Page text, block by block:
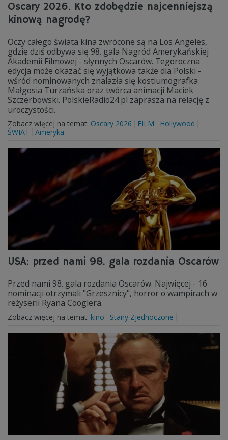
Oscary 2026. Kto zdobędzie najcenniejszą
kinową nagrodę?
Oczy całego świata kina zwrócone są na Los Angeles,
gdzie dziś odbywa się 98. gala Nagród Amerykańskiej
Akademii Filmowej - słynnych Oscarów. Tegoroczna
edycja może okazać się wyjątkowa także dla Polski -
wśród nominowanych znalazła się kostiumografka
Małgosia Turzańska oraz twórca animacji Maciek
Szczerbowski. PolskieRadio24.pl zaprasza na relację z
uroczystości.
Zobacz więcej na temat: Oscary 2026 FILM
Hollywood
ŚWIAT
Ameryka
USA: przed nami 98. gala rozdania Oscarów
Przed nami 98. gala rozdania Oscarów. Najwięcej - 16
nominacji otrzymali "Grzesznicy", horror o wampirach w
reżyserii Ryana Cooglera.
Zobacz więcej na temat: kino Stany Zjednoczone